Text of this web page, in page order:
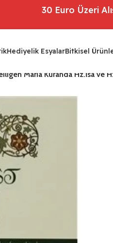
30 Euro Üzeri
Hediyelik EsyalarBitkisel
Maria Kuranda Hz.İsa ve